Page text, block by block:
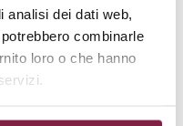
analisi dei dati web,
combinarle
loro o che hanno
(Banking and Finance)